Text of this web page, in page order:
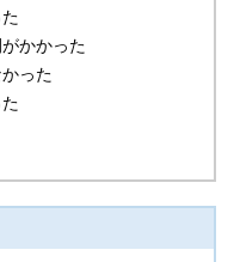
かかった
った